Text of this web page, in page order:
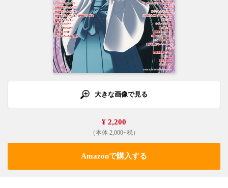
大きな画像で見る
¥ 2,200
（本体 2,000+税）
Amazonで購入する